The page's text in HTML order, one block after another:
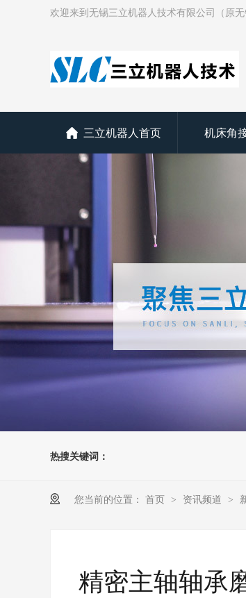
欢迎来到无锡三立机器人技术有限公司（原
三立机器人首页 机床角
热搜关键词：
您当前的位置： 首页 > 资讯频道 >
精密主轴轴承